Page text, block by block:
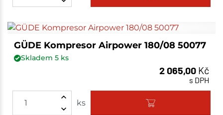
GÜDE Kompresor Airpower 180/08 50077
Skladem 5ks
2 065,00 Kč
s DPH
ks